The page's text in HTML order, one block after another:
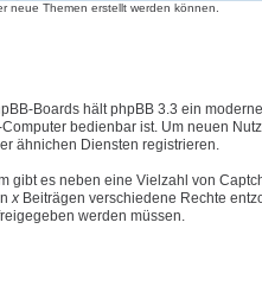
neue Themen erstellt werden können.
Boards hält phpBB 3.3 ein
bedienbar ist. Um neuen
ähnichen Diensten registrieren.
gibt es neben eine Vielzahl von
x Beiträgen verschiedene Rechte
werden müssen.